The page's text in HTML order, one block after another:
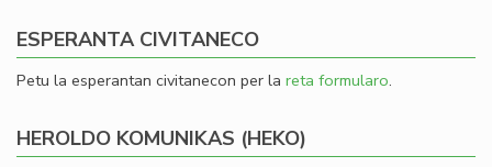
ESPERANTA CIVITANECO
Petu la esperantan civitanecon per la reta formularo.
HEROLDO KOMUNIKAS (HEKO)